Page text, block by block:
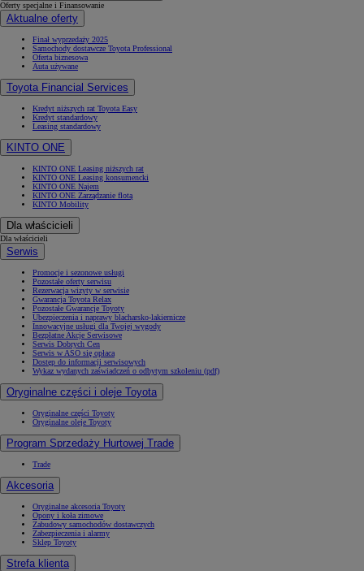
Oferty specjalne i Finansowanie
Aktualne oferty
Finał wyprzedaży 2025
Samochody dostawcze Toyota Professional
Oferta biznesowa
Auta używane
Toyota Financial Services
Kredyt niższych rat Toyota Easy
Kredyt standardowy
Leasing standardowy
KINTO ONE
KINTO ONE Leasing niższych rat
KINTO ONE Leasing konsumencki
KINTO ONE Najem
KINTO ONE Zarządzanie flotą
KINTO Mobility
Dla właścicieli
Dla właścicieli
Serwis
Promocje i sezonowe usługi
Pozostałe oferty serwisu
Rezerwacja wizyty w serwisie
Gwarancja Toyota Relax
Pozostałe Gwarancje Toyoty
Ubezpieczenia i naprawy blacharsko-lakiernicze
Innowacyjne usługi dla Twojej wygody
Bezpłatne Akcje Serwisowe
Serwis Dobrych Cen
Serwis w ASO się opłaca
Dostęp do informacji serwisowych
Wykaz wydanych zaświadczeń o odbytym szkoleniu (pdf)
Oryginalne części i oleje Toyota
Oryginalne części Toyoty
Oryginalne oleje Toyoty
Program Sprzedaży Hurtowej Trade
Trade
Akcesoria
Oryginalne akcesoria Toyoty
Opony i koła zimowe
Zabudowy samochodów dostawczych
Zabezpieczenia i alarmy
Sklep Toyoty
Strefa klienta